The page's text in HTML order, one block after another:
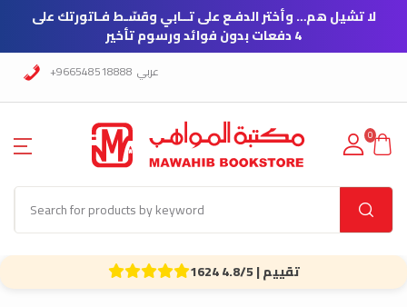
لا تشيل هم… وأختر الدفـع على تــابي وقسّـط فـاتورتك على
4 دفعات بدون فوائد ورسوم تأخير
+966548518888 عربي
0
1624 تقييم | 4.8/5